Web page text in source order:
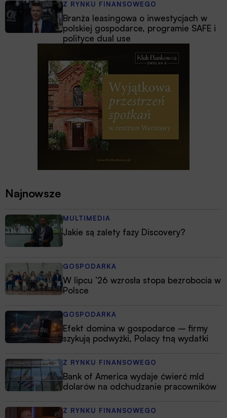
Z RYNKU FINANSOWEGO
Branża leasingowa o inwestycjach w
polskiej gospodarce, programie SAFE i
polityce dual use
Najnowsze
MULTIMEDIA
Jakie są zalety fazy Discovery?
GOSPODARKA
W lipcu ’26 wzrosła stopa bezrobocia w
Polsce
GOSPODARKA
Efekt domina w gospodarce – firmy
szykują podwyżki, Polacy tną wydatki
Z RYNKU FINANSOWEGO
Bank of America wydaje ćwierć mld
dolarów na odchudzanie pracowników
Z RYNKU FINANSOWEGO